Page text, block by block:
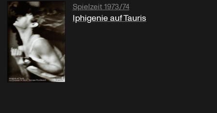
Spielzeit 1973/74
Iphigenie auf Tauris